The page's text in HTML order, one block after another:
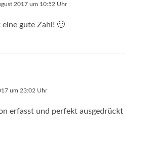
2017 um 10:52 Uhr
gute Zahl! 🙂
um 23:02 Uhr
erfasst und perfekt ausgedrückt